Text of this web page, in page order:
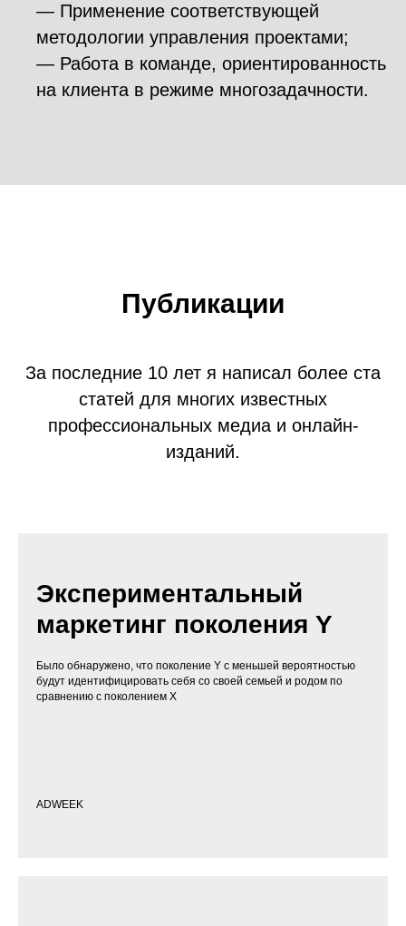
— Применение соответствующей
методологии управления проектами;
— Работа в команде, ориентированность
на клиента в режиме многозадачности.
Публикации
За последние 10 лет я написал более ста
статей для многих известных
профессиональных медиа и онлайн-
изданий.
Экспериментальный
маркетинг поколения Y
Было обнаружено, что поколение Y с меньшей вероятностью
будут идентифицировать себя со своей семьей и родом по
сравнению с поколением X
ADWEEK